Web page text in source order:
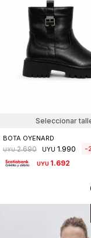
Seleccionar
BOTA OYENARD
UYU 2.690 UYU 1.990
UYU 1.692